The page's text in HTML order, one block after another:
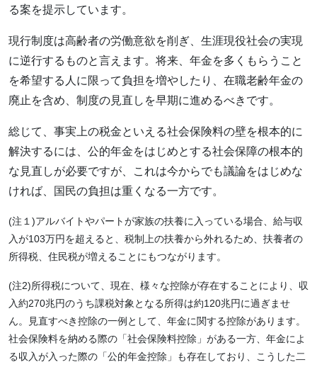
る案を提示しています。
現行制度は高齢者の労働意欲を削ぎ、生涯現役社会の実現
に逆行するものと言えます。将来、年金を多くもらうこと
を希望する人に限って負担を増やしたり、在職老齢年金の
廃止を含め、制度の見直しを早期に進めるべきです。
総じて、事実上の税金といえる社会保険料の壁を根本的に
解決するには、公的年金をはじめとする社会保障の根本的
な見直しが必要ですが、これは今からでも議論をはじめな
ければ、国民の負担は重くなる一方です。
(注１)アルバイトやパートが家族の扶養に入っている場合、給与収
入が103万円を超えると、税制上の扶養から外れるため、扶養者の
所得税、住民税が増えることにもつながります。
(注2)所得税について、現在、様々な控除が存在することにより、収
入約270兆円のうち課税対象となる所得は約120兆円に過ぎませ
ん。見直すべき控除の一例として、年金に関する控除があります。
社会保険料を納める際の「社会保険料控除」がある一方、年金によ
る収入が入った際の「公的年金控除」も存在しており、こうした二